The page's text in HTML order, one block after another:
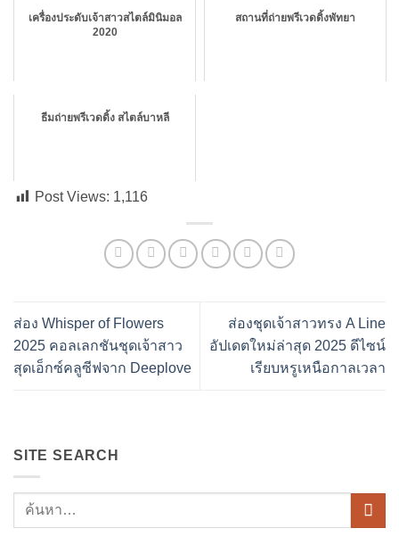
เครื่องประดับเจ้าสาวสไตล์มินิมอล
2020
สถานที่ถ่ายพรีเวดดิ้งพัทยา
ธีมถ่ายพรีเวดดิ้ง สไตล์บาหลี
Post Views: 1,116
ส่อง Whisper of Flowers
2025 คอลเลกชันชุดเจ้าสาว
สุดเอ็กซ์คลูซีฟจาก Deeplove
ส่องชุดเจ้าสาวทรง A Line
อัปเดตใหม่ล่าสุด 2025 ดีไซน์
เรียบหรูเหนือกาลเวลา
SITE SEARCH